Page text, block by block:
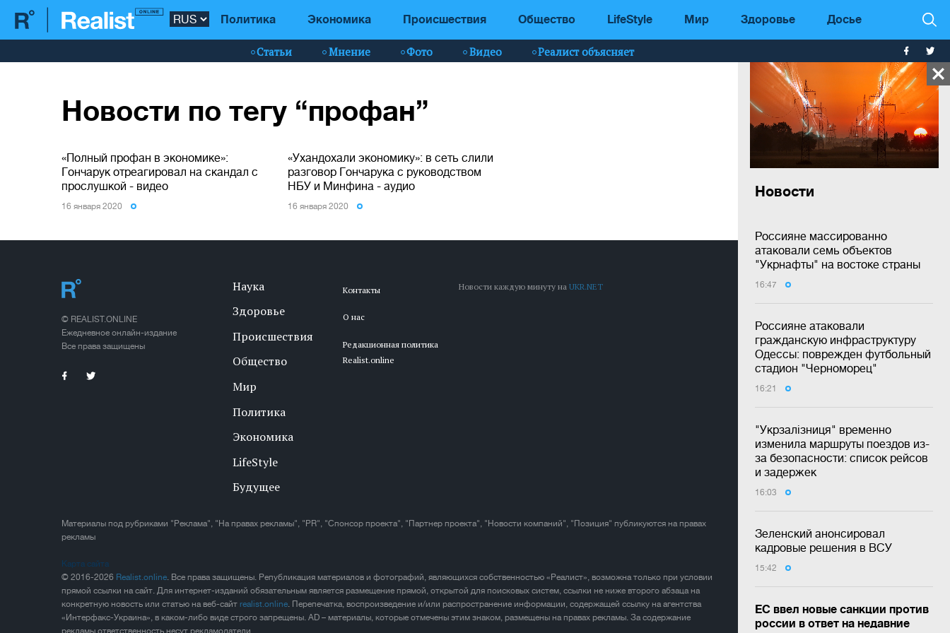
Политика Экономика Происшествия Общество LifeStyle Мир Здоровье Досье
Статьи Мнение Фото Видео Реалист объясняет
Новости
Россияне массированно
атаковали семь объектов
"Укрнафты" на востоке страны
16:47
Россияне атаковали
гражданскую инфраструктуру
Одессы: поврежден футбольный
стадион "Черноморец"
16:21
"Укрзалізниця" временно
изменила маршруты поездов из-
за безопасности: список рейсов
и задержек
16:03
Зеленский анонсировал
кадровые решения в ВСУ
15:42
ЕС ввел новые санкции против
россии в ответ на недавние
Новости по тегу “профан”
«Полный профан в экономике»:
Гончарук отреагировал на скандал с
прослушкой - видео
16 января 2020
«Ухандохали экономику»: в сеть слили
разговор Гончарука с руководством
НБУ и Минфина - аудио
16 января 2020
© REALIST.ONLINE
Ежедневное онлайн-издание
Все права защищены
Наука
Здоровье
Происшествия
Общество
Мир
Политика
Экономика
LifeStyle
Будущее
Контакты
О нас
Редакционная политика
Realist.online
Новости каждую минуту наUKR.NET
Материалы под рубриками "Реклама", "На правах рекламы", "PR", "Спонсор проекта", "Партнер проекта", "Новости компаний", "Позиция" публикуются на правах
рекламы
Карта сайта
© 2016-2026 Realist.online. Все права защищены. Републикация материалов и фотографий, являющихся собственностью «Реалист», возможна только при условии
прямой ссылки на сайт. Для интернет-изданий обязательным является размещение прямой, открытой для поисковых систем, ссылки не ниже второго абзаца на
конкретную новость или статью на веб-сайтrealist.online. Перепечатка, воспроизведение и/или распространение информации, содержащей ссылку на агентства
«Интерфакс-Украина», в каком-либо виде строго запрещены. AD – материалы, которые отмечены этим знаком, размещены на правах рекламы. За содержание